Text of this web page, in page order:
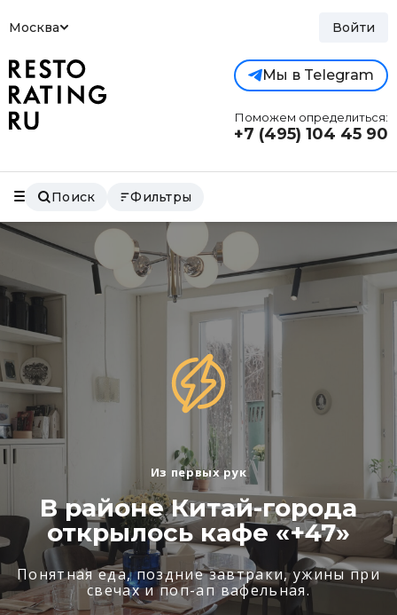
Москва Войти
Мы в Telegram
Поможем определиться:
+7 (495) 104 45 90
Поиск Фильтры
Из первых рук
В районе Китай-города
открылось кафе «+47»
Понятная еда, поздние завтраки, ужины при
свечах и поп-ап вафельная.